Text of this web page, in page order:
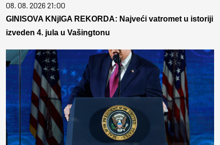
08. 08. 2026 21:00
GINISOVA KNjIGA REKORDA: Najveći vatromet u istoriji
izveden 4. jula u Vašingtonu